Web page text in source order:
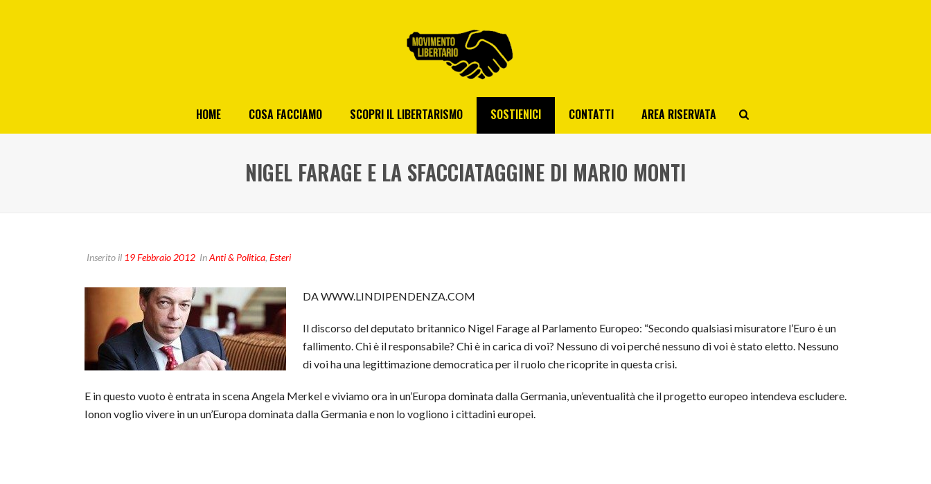
HOME COSA FACCIAMO SCOPRI IL LIBERTARISMO SOSTIENICI CONTATTI AREA RISERVATA
NIGEL FARAGE E LA SFACCIATAGGINE DI MARIO MONTI
Inserito il 19 Febbraio 2012 InAnti & Politica, Esteri
DA WWW.LINDIPENDENZA.COM
Il discorso del deputato britannico Nigel Farage al Parlamento Europeo: “Secondo qualsiasi misuratore l’Euro è un
fallimento. Chi è il responsabile? Chi è in carica di voi? Nessuno di voi perché nessuno di voi è stato eletto. Nessuno
di voi ha una legittimazione democratica per il ruolo che ricoprite in questa crisi.
E in questo vuoto è entrata in scena Angela Merkel e viviamo ora in un’Europa dominata dalla Germania, un’eventualità che il progetto europeo intendeva escludere.
Ionon voglio vivere in un un’Europa dominata dalla Germania e non lo vogliono i cittadini europei.